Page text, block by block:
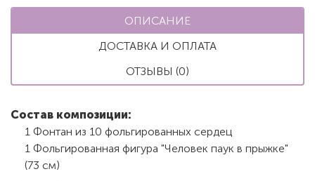
ОПИСАНИЕ
ДОСТАВКА И ОПЛАТА
ОТЗЫВЫ (0)
Состав композиции:
1 Фонтан из 10 фольгированных сердец
1 Фольгированная фигура "Человек паук в прыжке"
(73 см)